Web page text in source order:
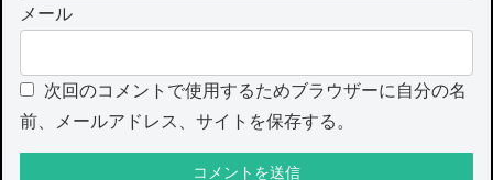
メール
次回のコメントで使用するためブラウザーに自分の名
前、メールアドレス、サイトを保存する。